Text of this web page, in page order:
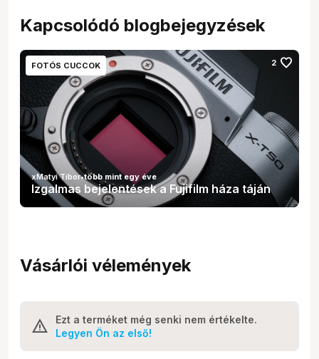
Kapcsolódó blogbejegyzések
FOTÓS CUCCOK 2 favorite
Izgalmas bejelentések a Fujifilm háza táján
xMatyi Tibor•több mint egy éve
Vásárlói vélemények
Ezt a terméket még senki nem értékelte.
Legyen Ön az első!